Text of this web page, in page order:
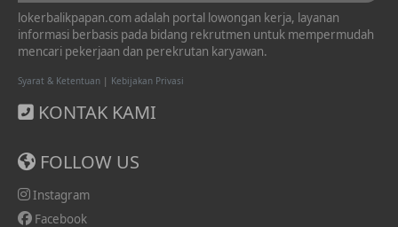
lokerbalikpapan.com adalah portal lowongan kerja, layanan
informasi berbasis pada bidang rekrutmen untuk mempermudah
mencari pekerjaan dan perekrutan karyawan.
Syarat & Ketentuan | Kebijakan Privasi
KONTAK KAMI
FOLLOW US
Instagram
Facebook